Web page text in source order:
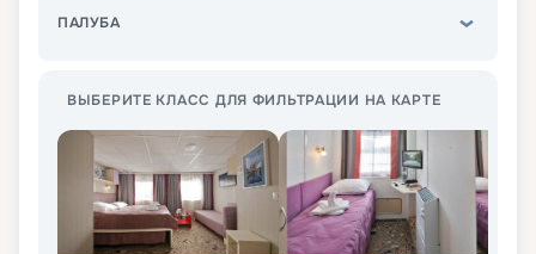
ПАЛУБА
ВЫБЕРИТЕ КЛАСС ДЛЯ ФИЛЬТРАЦИИ НА КАРТЕ